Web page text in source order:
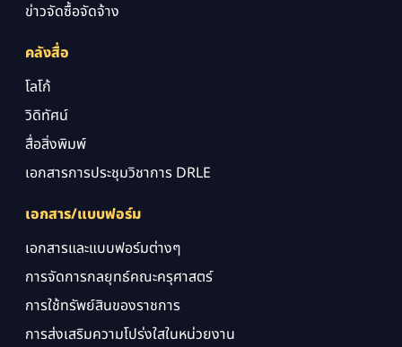
ข่าวจัดซื้อจัดจ้าง
คลังสื่อ
โลโก้
วิดิทัศน์
สื่อสิ่งพิมพ์
เอกสารการประชุมวิชาการ DRLE
เอกสาร/แบบฟอร์ม
เอกสารและแบบฟอร์มต่างๆ
การจัดการกลยุทธ์คณะครุศาสตร์
การใช้ทรัพย์สินของราชการ
การส่งเสริมความโปร่งใสในหน่วยงาน